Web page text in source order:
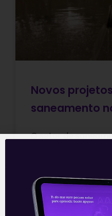
Novos
saneamento
O setor de
Leia mais